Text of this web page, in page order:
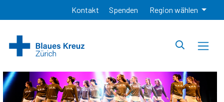
Kontakt Spenden Region wählen